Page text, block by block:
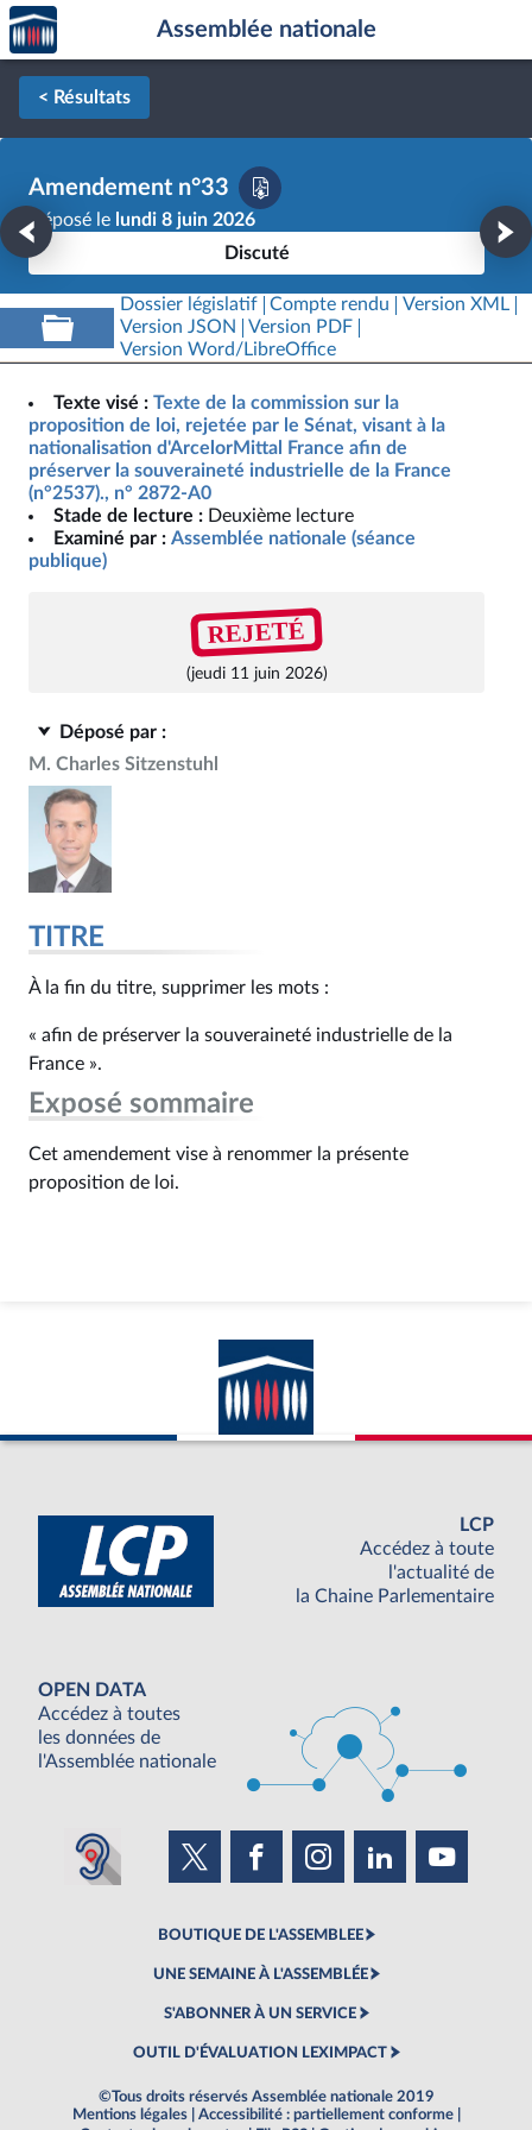
Aller au contenu
Aller en bas de la page
Accèder
à la
page
d'accueil
Assemblée nationale
< Résultats
Amendement n°33
Déposé le lundi 8 juin 2026
Discuté
Dossier législatif Compte rendu
Version XML
Version JSON
Version PDF
Version Word/LibreOffice
Texte visé : Texte de la commission sur la
proposition de loi, rejetée par le Sénat, visant à la
nationalisation d'ArcelorMittal France afin de
préserver la souveraineté industrielle de la France
(n°2537)., n° 2872-A0
Stade de lecture : Deuxième lecture
Examiné par : Assemblée nationale (séance
publique)
REJETÉ
(jeudi 11 juin 2026)
Déposé par :
M. Charles Sitzenstuhl
TITRE
À la fin du titre, supprimer les mots :
« afin de préserver la souveraineté industrielle de la
France ».
Exposé sommaire
Cet amendement vise à renommer la présente
proposition de loi.
LCP
Accédez à toute
l'actualité de
la Chaine Parlementaire
OPEN DATA
Accédez à toutes
les données de
l'Assemblée nationale
BOUTIQUE DE L'ASSEMBLEE
UNE SEMAINE À L'ASSEMBLÉE
S'ABONNER À UN SERVICE
OUTIL D'ÉVALUATION LEXIMPACT
©Tous droits réservés Assemblée nationale 2019
Mentions légales
Accessibilité : partiellement conforme